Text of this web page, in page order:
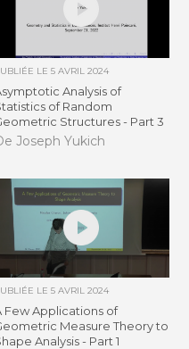
LE 5 AVRIL 2024
Analysis of
of Random
Structures - Part 3
Joseph Yukich
LE 5 AVRIL 2024
Few Applications of
Measure Theory to
Analysis - Part 1